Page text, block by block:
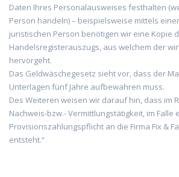
Daten Ihres Personalausweises festhalten
Person handeln) – beispielsweise mittels
juristischen Person benötigen wir eine Kopie
Handelsregisterauszugs, aus welchem der
hervorgeht.
Das Geldwäschegesetz sieht vor, dass der
Unterlagen fünf Jahre aufbewahren muss.
Des Weiteren weisen wir darauf hin, dass im
Nachweis-bzw.- Vermittlungstätigkeit, im Falle
Provisionszahlungspflicht an die Firma Fix &
entsteht.“